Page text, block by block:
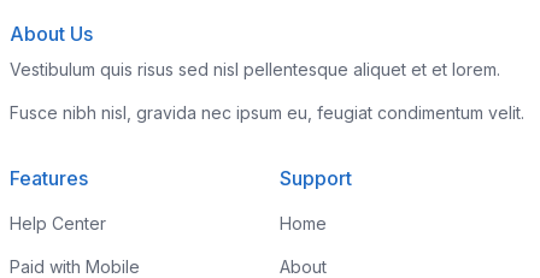
About Us
Vestibulum quis risus sed nisl pellentesque aliquet et et lorem.
Fusce nibh nisl, gravida nec ipsum eu, feugiat condimentum velit.
Features
Help Center
Paid with Mobile
Support
Home
About